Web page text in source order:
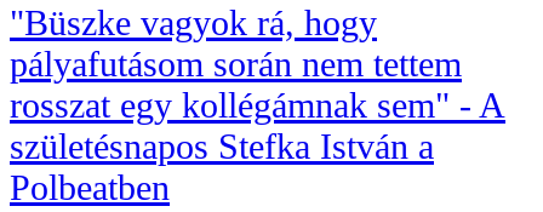
"Büszke vagyok rá, hogy
pályafutásom során nem tettem
rosszat egy kollégámnak sem" - A
születésnapos Stefka István a
Polbeatben